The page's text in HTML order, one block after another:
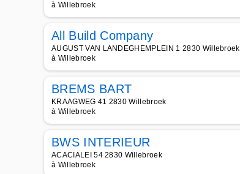
à Willebroek
All Build Company
AUGUST VAN LANDEGHEMPLEIN 1 2830 Willebroek
à Willebroek
BREMS BART
KRAAGWEG 41 2830 Willebroek
à Willebroek
BWS INTERIEUR
ACACIALEI 54 2830 Willebroek
à Willebroek